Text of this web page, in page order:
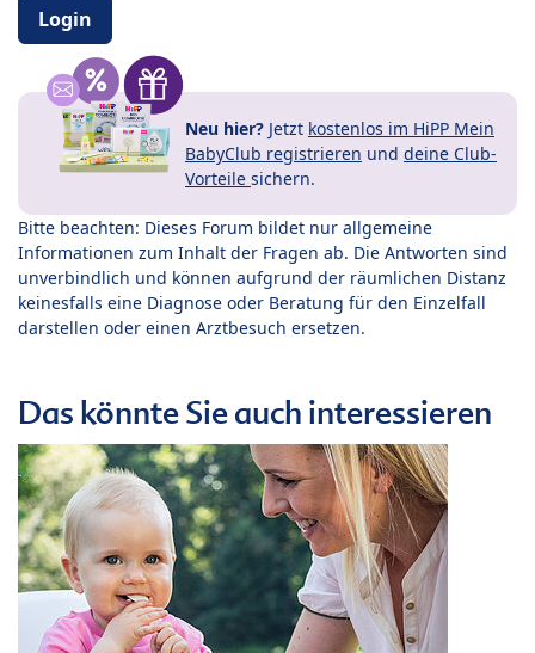
Login
Neu hier? Jetzt kostenlos im HiPP Mein
BabyClub registrieren und deine Club-
Vorteile sichern.
Bitte beachten: Dieses Forum bildet nur allgemeine
Informationen zum Inhalt der Fragen ab. Die Antworten sind
unverbindlich und können aufgrund der räumlichen Distanz
keinesfalls eine Diagnose oder Beratung für den Einzelfall
darstellen oder einen Arztbesuch ersetzen.
Das könnte Sie auch interessieren